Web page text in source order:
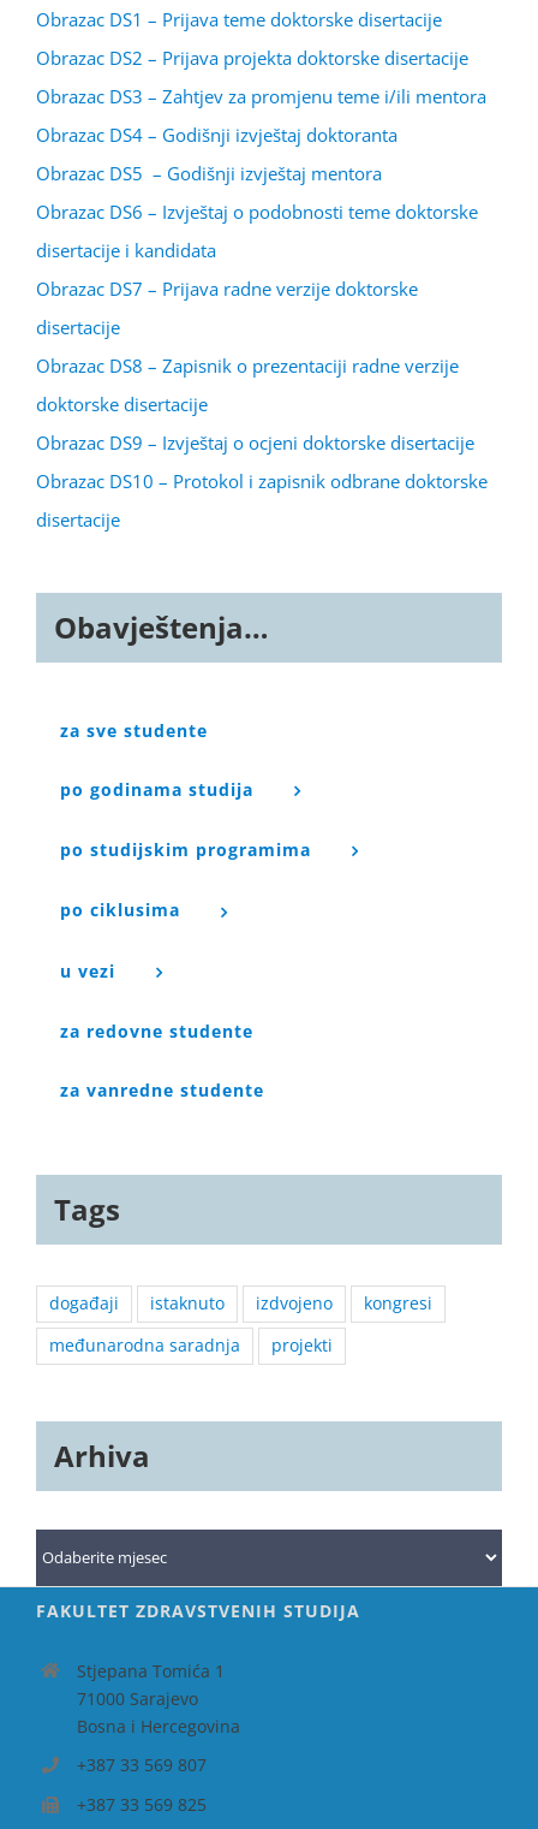
Obrazac DS1 – Prijava teme doktorske disertacije
Obrazac DS2 – Prijava projekta doktorske disertacije
Obrazac DS3 – Zahtjev za promjenu teme i/ili mentora
Obrazac DS4 – Godišnji izvještaj doktoranta
Obrazac DS5 – Godišnji izvještaj mentora
Obrazac DS6 – Izvještaj o podobnosti teme doktorske
disertacije i kandidata
Obrazac DS7 – Prijava radne verzije doktorske
disertacije
Obrazac DS8 – Zapisnik o prezentaciji radne verzije
doktorske disertacije
Obrazac DS9 – Izvještaj o ocjeni doktorske disertacije
Obrazac DS10 – Protokol i zapisnik odbrane doktorske
disertacije
Obavještenja…
za sve studente
po godinama studija
po studijskim programima
po ciklusima
u vezi
za redovne studente
za vanredne studente
Tags
događaji istaknuto izdvojeno
kongresi
međunarodna saradnja
projekti
Arhiva
Arhiva
FAKULTET ZDRAVSTVENIH STUDIJA
Stjepana Tomića 1
71000 Sarajevo
Bosna i Hercegovina
+387 33 569 807
+387 33 569 825